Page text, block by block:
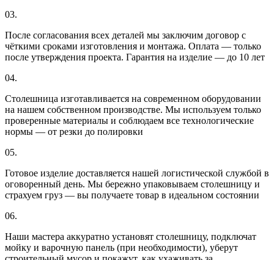
03.
После согласования всех деталей мы заключим договор с
чёткими сроками изготовления и монтажа. Оплата — только
после утверждения проекта. Гарантия на изделие — до 10 лет
04.
Столешница изготавливается на современном оборудовании
на нашем собственном производстве. Мы используем только
проверенные материалы и соблюдаем все технологические
нормы — от резки до полировки
05.
Готовое изделие доставляется нашей логистической службой в
оговоренный день. Мы бережно упаковываем столешницу и
страхуем груз — вы получаете товар в идеальном состоянии
06.
Наши мастера аккуратно установят столешницу, подключат
мойку и варочную панель (при необходимости), уберут